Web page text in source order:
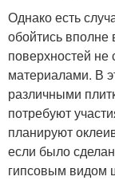
Однако есть
обойтись вполне
поверхностей
материалами. В
различными
потребуют
планируют
если было
гипсовым видом